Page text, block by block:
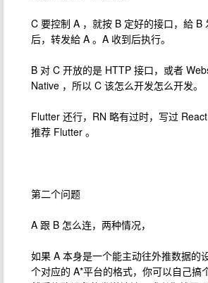
C 要控制 A ，就按 B 定好的接口，給 B
后，转发給 A 。A 收到后执行。
B 对 C 开放的是 HTTP 接口，或者
Native ，所以 C 该怎么开发怎么开发。
Flutter 还行，RN 略有过时，写过
推荐 Flutter 。
第二个问题
A 跟 B 怎么连，两种情况，
如果 A 本身是一个能主动往外推数据的
个对应的 A*平台的格式，你可以自己搞